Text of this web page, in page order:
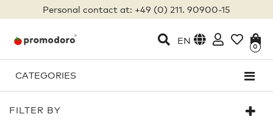
Personal contact at: +49 (0) 211. 90900-15
EN
0
CATEGORIES
FILTER BY